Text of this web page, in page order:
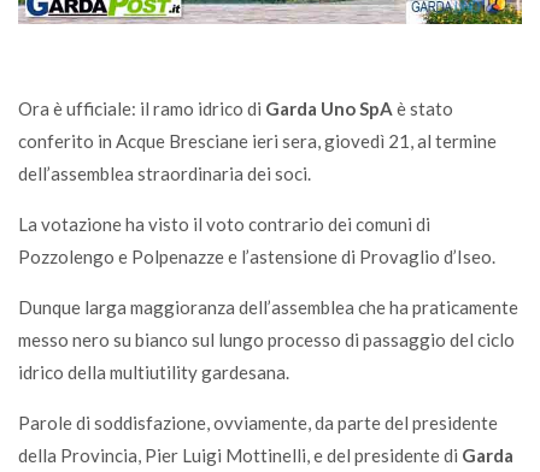
Ora è ufficiale: il ramo idrico di Garda Uno SpA è stato
conferito in Acque Bresciane ieri sera, giovedì 21, al termine
dell’assemblea straordinaria dei soci.
La votazione ha visto il voto contrario dei comuni di
Pozzolengo e Polpenazze e l’astensione di Provaglio d’Iseo.
Dunque larga maggioranza dell’assemblea che ha praticamente
messo nero su bianco sul lungo processo di passaggio del ciclo
idrico della multiutility gardesana.
Parole di soddisfazione, ovviamente, da parte del presidente
della Provincia, Pier Luigi Mottinelli, e del presidente di Garda